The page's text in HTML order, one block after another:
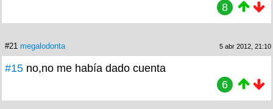
8
#21 megalodonta 5 abr 2012, 21:10
#15 no,no me había dado cuenta
6